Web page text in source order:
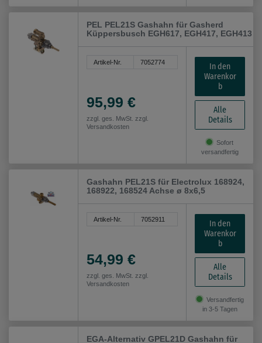
PEL PEL21S Gashahn für Gasherd
Küppersbusch EGH617, EGH417, EGH413
Artikel-Nr. 7052774
95,99 €
zzgl. ges. MwSt. zzgl.
Versandkosten
In den
Warenkor
b
Alle
Details
Sofort
versandfertig
Gashahn PEL21S für Electrolux 168924,
168922, 168524 Achse ø 8x6,5
Artikel-Nr. 7052911
54,99 €
zzgl. ges. MwSt. zzgl.
Versandkosten
In den
Warenkor
b
Alle
Details
Versandfertig
in 3-5 Tagen
EGA-Alternativ GPEL21D Gashahn für